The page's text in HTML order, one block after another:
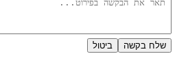
שלח בקשה ביטול